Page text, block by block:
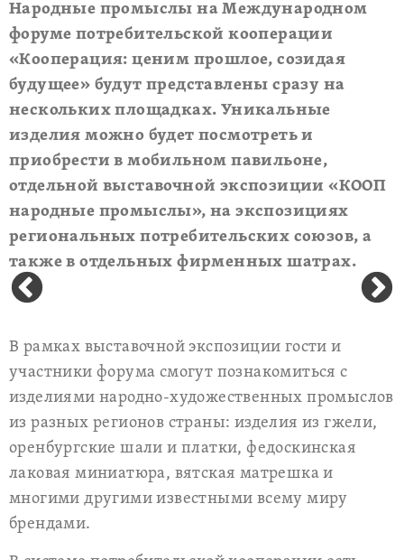
Народные промыслы на Международном
форуме потребительской кооперации
«Кооперация: ценим прошлое, созидая
будущее» будут представлены сразу на
нескольких площадках. Уникальные
изделия можно будет посмотреть и
приобрести в мобильном павильоне,
отдельной выставочной экспозиции «КООП
народные промыслы», на экспозициях
региональных потребительских союзов, а
также в отдельных фирменных шатрах.
В рамках выставочной экспозиции гости и
участники форума смогут познакомиться с
изделиями народно-художественных промыслов
из разных регионов страны: изделия из гжели,
оренбургские шали и платки, федоскинская
лаковая миниатюра, вятская матрешка и
многими другими известными всему миру
брендами.